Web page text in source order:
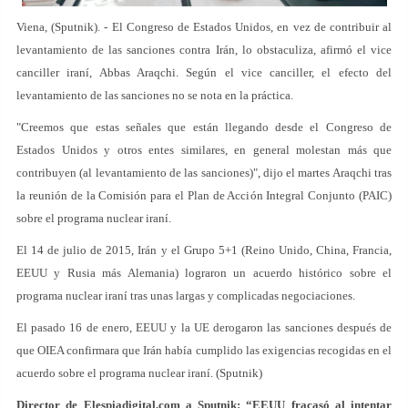
Viena, (Sputnik). - El Congreso de Estados Unidos, en vez de contribuir al
levantamiento de las sanciones contra Irán, lo obstaculiza, afirmó el vice
canciller iraní, Abbas Araqchi. Según el vice canciller, el efecto del
levantamiento de las sanciones no se nota en la práctica.
"Creemos que estas señales que están llegando desde el Congreso de
Estados Unidos y otros entes similares, en general molestan más que
contribuyen (al levantamiento de las sanciones)", dijo el martes Araqchi tras
la reunión de la Comisión para el Plan de Acción Integral Conjunto (PAIC)
sobre el programa nuclear iraní.
El 14 de julio de 2015, Irán y el Grupo 5+1 (Reino Unido, China, Francia,
EEUU y Rusia más Alemania) lograron un acuerdo histórico sobre el
programa nuclear iraní tras unas largas y complicadas negociaciones.
El pasado 16 de enero, EEUU y la UE derogaron las sanciones después de
que OIEA confirmara que Irán había cumplido las exigencias recogidas en el
acuerdo sobre el programa nuclear iraní. (Sputnik)
Director de Elespiadigital.com a Sputnik: “EEUU fracasó al intentar